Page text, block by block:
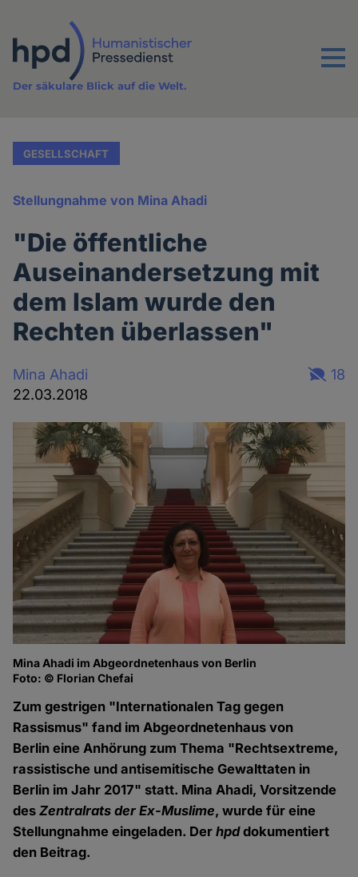
Inhalt
Menu
Der säkulare Blick auf die Welt.
GESELLSCHAFT
Stellungnahme von Mina Ahadi
"Die öffentliche
Auseinandersetzung mit
dem Islam wurde den
Rechten überlassen"
Mina Ahadi
22.03.2018
18
Mina Ahadi im Abgeordnetenhaus von Berlin
Foto: © Florian Chefai
Zum gestrigen "Internationalen Tag gegen
Rassismus" fand im Abgeordnetenhaus von
Berlin eine Anhörung zum Thema "Rechtsextreme,
rassistische und antisemitische Gewalttaten in
Berlin im Jahr 2017" statt. Mina Ahadi, Vorsitzende
desZentralrats der Ex-Muslime, wurde für eine
Stellungnahme eingeladen. Derhpddokumentiert
den Beitrag.